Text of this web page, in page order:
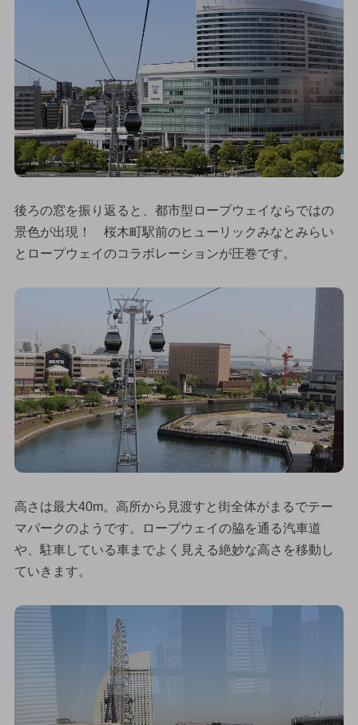
後ろの窓を振り返ると、都市型ロープウェイならではの
景色が出現！ 桜木町駅前のヒューリックみなとみらい
とロープウェイのコラボレーションが圧巻です。
高さは最大40m。高所から見渡すと街全体がまるでテー
マパークのようです。ロープウェイの脇を通る汽車道
や、駐車している車までよく見える絶妙な高さを移動し
ていきます。